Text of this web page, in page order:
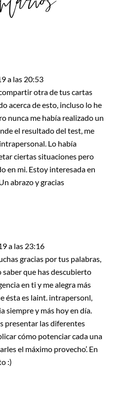
a las 20:53
otra de tus cartas
acerca de esto, incluso lo he
nunca me había realizado un
el resultado del test, me
Lo había
ciertas situaciones pero
en mi. Estoy interesada en
abrazo y gracias
a las 23:16
gracias por tus palabras,
saber que has descubierto
en ti y me alegra más
ésta es laint. intrapersonl,
siempre y más hoy en día.
presentar las diferentes
cómo potenciar cada una
el máximo provecho’. En
:)